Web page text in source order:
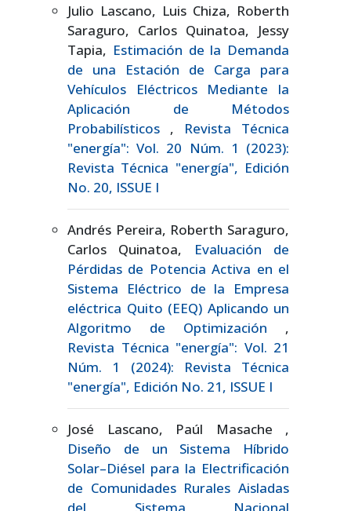
Julio Lascano, Luis Chiza, Roberth
Saraguro, Carlos Quinatoa, Jessy
Tapia, Estimación de la Demanda
de una Estación de Carga para
Vehículos Eléctricos Mediante la
Aplicación de Métodos
Probabilísticos , Revista Técnica
"energía": Vol. 20 Núm. 1 (2023):
Revista Técnica "energía", Edición
No. 20, ISSUE I
Andrés Pereira, Roberth Saraguro,
Carlos Quinatoa,
Evaluación de
Pérdidas de Potencia Activa en el
Sistema Eléctrico de la Empresa
eléctrica Quito (EEQ) Aplicando un
Algoritmo de Optimización ,
Revista Técnica "energía": Vol. 21
Núm. 1 (2024): Revista Técnica
"energía", Edición No. 21, ISSUE I
José Lascano, Paúl Masache ,
Diseño de un Sistema Híbrido
Solar–Diésel para la Electrificación
de Comunidades Rurales Aisladas
del Sistema Nacional